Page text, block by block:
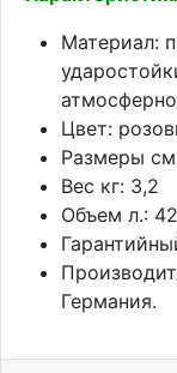
Материал:
Цвет:
Размеры
Вес кг: 3,2
Объем л.: 42
Германия.